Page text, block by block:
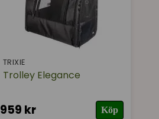
TRIXIE
Trolley Elegance
959 kr Köp